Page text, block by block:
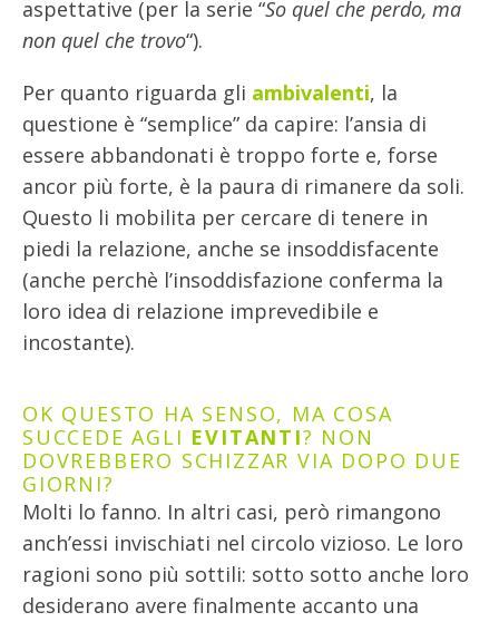
aspettative (per la serie “So quel che perdo, ma
non quel che trovo“).
Per quanto riguarda gli ambivalenti, la
questione è “semplice” da capire: l’ansia di
essere abbandonati è troppo forte e, forse
ancor più forte, è la paura di rimanere da soli.
Questo li mobilita per cercare di tenere in
piedi la relazione, anche se insoddisfacente
(anche perchè l’insoddisfazione conferma la
loro idea di relazione imprevedibile e
incostante).
OK QUESTO HA SENSO, MA COSA
SUCCEDE AGLI EVITANTI? NON
DOVREBBERO SCHIZZAR VIA DOPO DUE
GIORNI?
Molti lo fanno. In altri casi, però rimangono
anch’essi invischiati nel circolo vizioso. Le loro
ragioni sono più sottili: sotto sotto anche loro
desiderano avere finalmente accanto una